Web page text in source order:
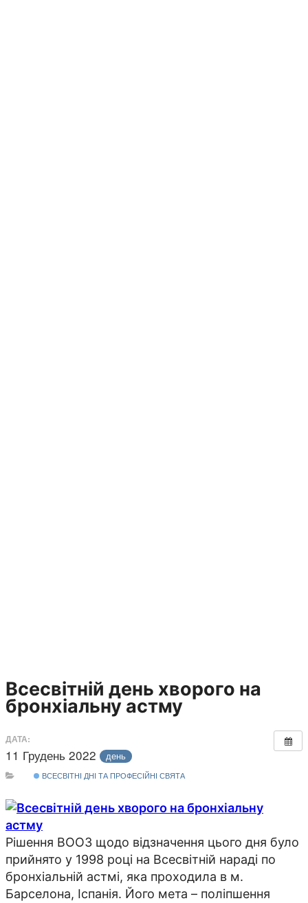
Всесвітній день хворого на
бронхіальну астму
ДАТА:
11 Грудень 2022 день
ВСЕСВІТНІ ДНІ ТА ПРОФЕСІЙНІ СВЯТА
Рішення ВООЗ щодо відзначення цього дня було
прийнято у 1998 році на Всесвітній нараді по
бронхіальній астмі, яка проходила в м.
Барселона, Іспанія. Його мета – поліпшення